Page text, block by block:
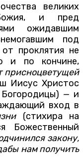
великих
и пред
ожидавшим
под
проклятия не
и по кончине,
присноцветущей
Иисус Христос
— и
вход в
(стихира на
Божественный
закону,
нам получить